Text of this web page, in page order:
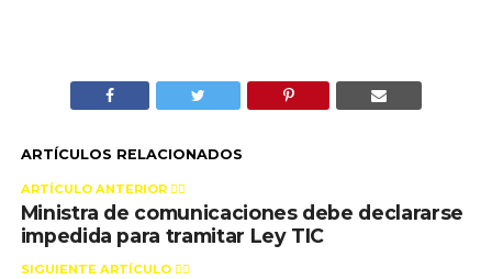
ARTÍCULOS RELACIONADOS
ARTÍCULO ANTERIOR 👉🏻
Ministra de comunicaciones debe declararse
impedida para tramitar Ley TIC
SIGUIENTE ARTÍCULO 👈🏻